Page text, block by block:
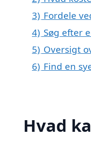
3) Fordele
4) Søg efter
5) Oversigt
6) Find en
Hvad